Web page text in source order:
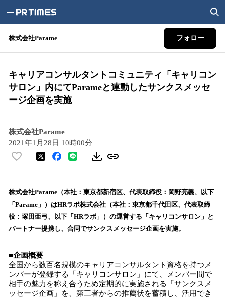
株式会社Parame フォロー
キャリアコンサルタントコミュニティ「キャリコン
サロン」内にてParameと連動したサンクスメッセ
ージ企画を実施
株式会社Parame
2021年1月28日 10時00分
い
！
数
を
読
み
中
で
す
株式会社Parame（本社：東京都新宿区、代表取締役：岡野亮義、以下
「Parame」）はHRラボ株式会社（本社：東京都千代田区、代表取締
役：塚田亜弓、以下「HRラボ」）の運営する「キャリコンサロン」と
パートナー提携し、合同でサンクスメッセージ企画を実施。
■企画概要
全国から数百名規模のキャリアコンサルタント資格を持つメ
ンバーが登録する「キャリコンサロン」にて、メンバー間で
相手の魅力を称え合うため定期的に実施される「サンクスメ
ッセージ企画」を、第三者からの推薦状を蓄積し、活用でき